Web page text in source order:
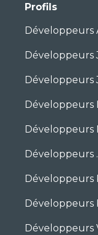
Profils
Développeurs
Développeurs
Développeurs
Développeurs
Développeurs
Développeurs
Développeurs
Développeurs
Développeurs